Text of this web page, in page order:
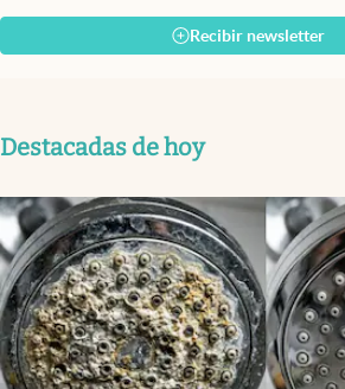
Recibir newsletter
Destacadas de hoy